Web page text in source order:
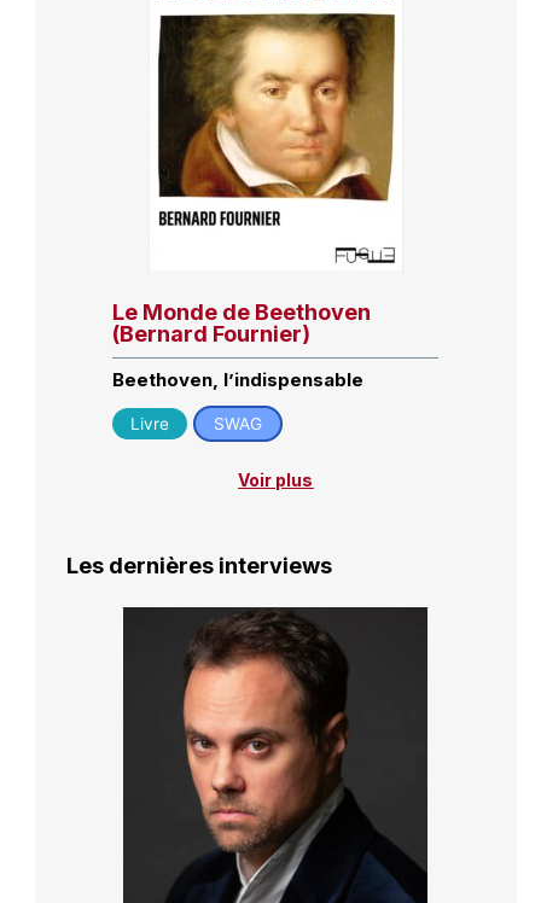
Le Monde de Beethoven
(Bernard Fournier)
Beethoven, l’indispensable
Livre SWAG
Voir plus
Les dernières interviews